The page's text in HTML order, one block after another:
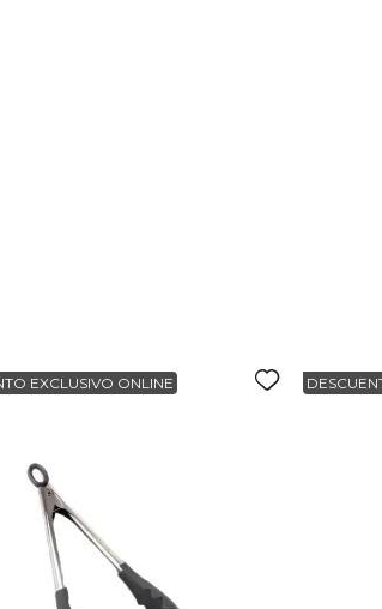
EXCLUSIVO ONLINE